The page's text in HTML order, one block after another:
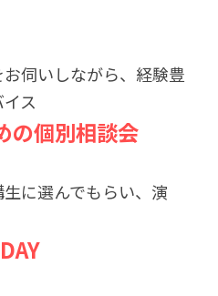
伺いしながら、経験豊
ス
の個別相談会
に選んでもらい、演